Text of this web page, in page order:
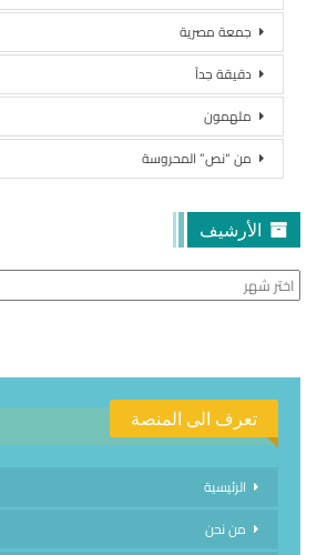
جمعة مصرية
دقيقة جداً
ملهمون
من “نص” المحروسة
الأرشيف
الأرشيف
تعرف الى المنصة
الرئيسية
من نحن